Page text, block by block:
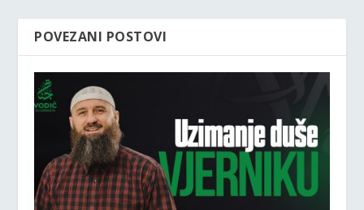
POVEZANI POSTOVI